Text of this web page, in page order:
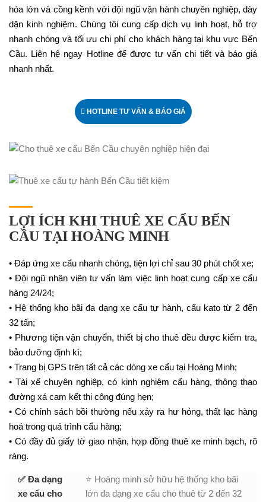
hóa lớn và cồng kềnh với đội ngũ vận hành chuyên nghiệp, dày
dặn kinh nghiệm. Chúng tôi cung cấp dịch vụ linh hoạt, hỗ trợ
nhanh chóng và tối ưu chi phí cho khách hàng tại khu vực Bến
Cầu. Liên hệ ngay Hotline để được tư vấn chi tiết và báo giá
nhanh nhất.
HOTLINE TƯ VẤN & BÁO GIÁ
LỢI ÍCH KHI THUÊ XE CẨU BẾN
CẦU TẠI HOÀNG MINH
• Đáp ứng xe cẩu nhanh chóng, tiện lợi chỉ sau 30 phút chốt xe;
• Đội ngũ nhân viên tư vấn làm việc linh hoạt cung cấp xe cẩu
hàng 24/24;
• Hệ thống kho bãi đa dạng xe cẩu tự hành, cẩu kato từ 2 đến
32 tấn;
• Phương tiện vận chuyển, thiết bị cho thuê đều được kiểm tra,
bảo dưỡng định kì;
• Trang bị GPS trên tất cả các dòng xe cẩu tại Hoàng Minh;
• Tài xế chuyên nghiệp, có kinh nghiệm cẩu hàng, thông thạo
đường xá cam kết thi công đúng hẹn;
• Có chính sách bồi thường nếu xảy ra hư hỏng, thất lạc hàng
hoá trong quá trình cẩu hàng;
• Có đầy đủ giấy tờ giao nhận, hợp đồng thuê xe minh bạch, rõ
ràng.
✅ Đa dạng
xe cẩu cho
⭐ Hoàng minh sở hữu hệ thống kho bãi
lớn đa dạng xe cẩu cho thuê từ 2 đến 32